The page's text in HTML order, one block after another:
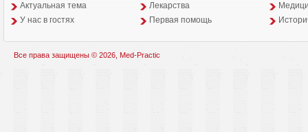
Aктуальная тема
Лекарства
У нас в гостях
Первая помощь
Все права защищены © 2026, Med-Practic